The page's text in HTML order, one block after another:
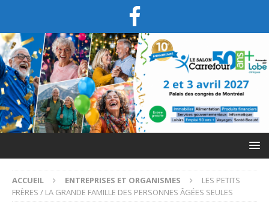
ACCUEIL ENTREPRISES ET ORGANISMES
LES PETITS
FRÈRES / LA GRANDE FAMILLE DES PERSONNES ÂGÉES SEULES